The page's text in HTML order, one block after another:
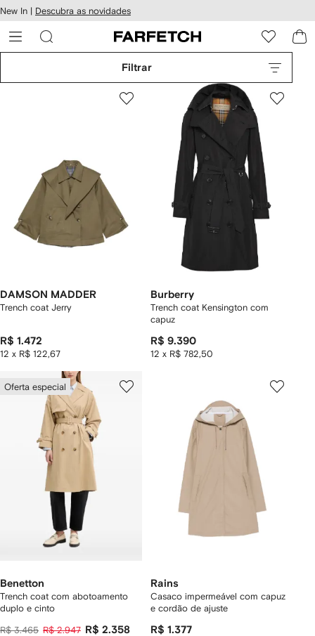
o
New In | Descubra as novidades
Filtrar
DAMSON MADDER
Trench coat Jerry
R$ 1.472
12 x R$ 122,67
Burberry
Trench coat Kensington com
capuz
R$ 9.390
12 x R$ 782,50
Oferta especial
Benetton
Trench coat com abotoamento
duplo e cinto
R$ 3.465 R$ 2.947 R$ 2.358
Rains
Casaco impermeável com capuz
e cordão de ajuste
R$ 1.377